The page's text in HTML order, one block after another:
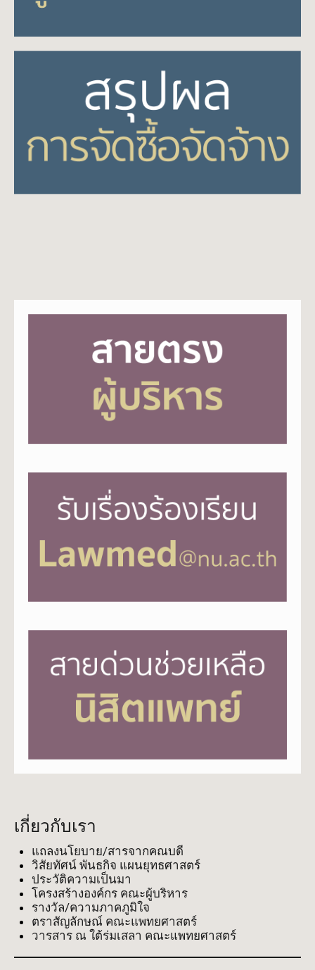
เกี่ยวกับเรา
แถลงนโยบาย/สารจากคณบดี
วิสัยทัศน์ พันธกิจ แผนยุทธศาสตร์
ประวัติความเป็นมา
โครงสร้างองค์กร คณะผู้บริหาร
รางวัล/ความภาคภูมิใจ
ตราสัญลักษณ์ คณะแพทยศาสตร์
วารสาร ณ ใต้ร่มเสลา คณะแพทยศาสตร์